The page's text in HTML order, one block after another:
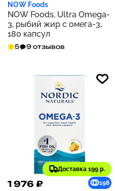
NOW Foods
NOW Foods, Ultra Omega-
3, рыбий жир с омега-3,
180 капсул
5 9 отзывов
Доставка 199 р.
1 976 ₽ 198